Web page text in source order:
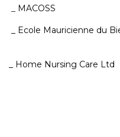
MACOSS
Ecole Mauricienne du
Home Nursing Care Ltd